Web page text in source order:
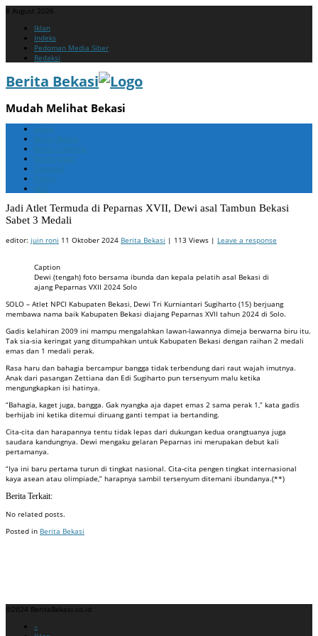
8 August 2026
Menu
content
Iklan
Indeks
Pedoman Media Siber
Redaksi
Berita Bekasi
Mudah Melihat Bekasi
Menu
content
Home
Berita Bekasi
Berita Cikarang
Berita Jabar
Nasional
Politik
ADV
Jadi Atlet Termuda di Peparnas XVII, Dewi asal Tambun Bekasi
Sabet 3 Medali
editor: juin roni 11 Oktober 2024 Berita Bekasi | 113 Views | Leave a response
Caption
Dewi (tengah) foto bersama ibunda dan kepala pelatih asal Bekasi di
ajang Peparnas VXII 2024 Solo
SOLO – Atlet NPCI Kabupaten Bekasi, Dewi Tri Kurniantari Sugiharto (15) berjuang
membawa nama baik Kabupaten Bekasi diajang Peparnas XVII tahun 2024 di Solo.
Gadis kelahiran 2009 ini mampu mengalahkan lawan-lawannya dimeja berwarna biru itu.
Tak sia-sia keringat yang ditumpahkan untuk Kabupaten Bekasi dengan raihan 2 medali
emas dan 1 medali perak.
Rasa haru dan bahagia bercampur bangga tidak terbendung dari raut wajah imutnya.
Anak dari pasangan Zettiana dan Edi Sugiharto pun tersenyum malu ketika
mengungkapkan isi hatinya.
“Bahagia, kaget juga, bangga. Gak nyangka aja dapet emas 2 sama perak 1,” kata gadis
berhijab ini ketika ditemui diruang ganti tempat ia bertanding.
Cita-cita dan harapannya tentu tidak lepas dari dukungan kedua orangtuanya juga
saudara kandungnya. Dewi mengaku gelaran Peparnas ini merupakan debut kali
pertamanya.
“Iya ini baru pertama turun di tingkat nasional. Cita-cita pengen tingkat internasional
kaya asean atau olimpiade,” harapnya sambil tersenyum ditemani ibundanya.(**)
Berita Terkait:
No related posts.
Posted in Berita Bekasi
©2024 BeritaBekasi.co.id
Menu–